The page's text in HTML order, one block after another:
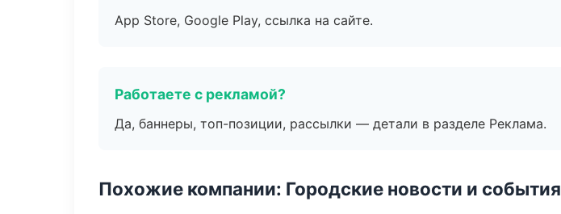
App Store, Google Play, ссылка на сайте.
Работаете с рекламой?
Да, баннеры, топ-позиции, рассылки — детали в разделе Реклама.
Похожие компании: Городские новости и события